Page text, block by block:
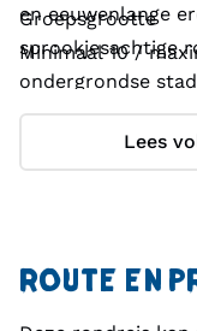
en eeuwenlange
sprookjesachtige
ondergrondse
witte
Pamukkale,
Ter afsluiting
Groepsgrootte
Minimaal 10 /
Lees
ROUTE EN